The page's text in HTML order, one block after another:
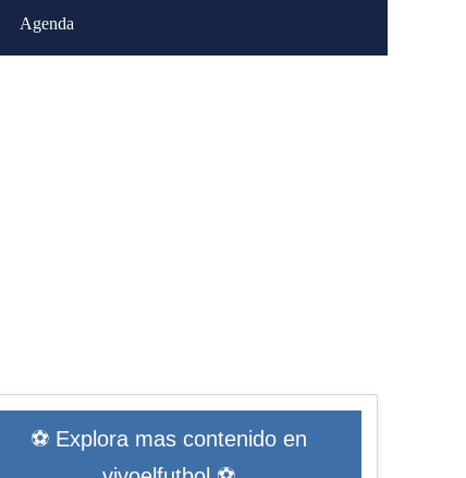
Agenda
⚽ Explora mas contenido en